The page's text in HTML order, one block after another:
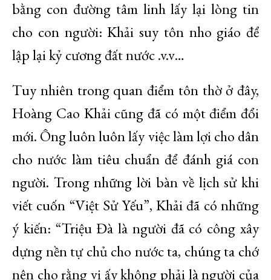
bằng con đường tâm linh lấy lại lòng tin
cho con người: Khải suy tôn nho giáo để
lập lại kỷ cương đất nước .v.v…
Tuy nhiên trong quan điểm tôn thờ ở đây,
Hoàng Cao Khải cũng đã có một điểm đổi
mới. Ông luôn luôn lấy việc làm lợi cho dân
cho nước làm tiêu chuẩn để đánh giá con
người. Trong những lời bàn về lịch sử khi
viết cuốn “Việt Sử Yếu”, Khải đã có những
ý kiến: “Triệu Đà là người đã có công xây
dựng nền tự chủ cho nước ta, chúng ta chớ
nên cho rằng vị ấy không phải là người của